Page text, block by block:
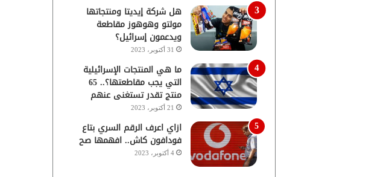
هل شركة إيديتا ومنتجاتها
مولتو وهوهوز مقاطعة
ويدعمون إسرائيل؟
31 أكتوبر، 2023
ما هي المنتجات الإسرائيلية
التي يجب مقاطعتها؟.. 65
منتج تقدر تستغنى عنهم
21 أكتوبر، 2023
ازاي اعرف الرقم السري بتاع
فودافون كاش.. افهمها صح
4 أكتوبر، 2023